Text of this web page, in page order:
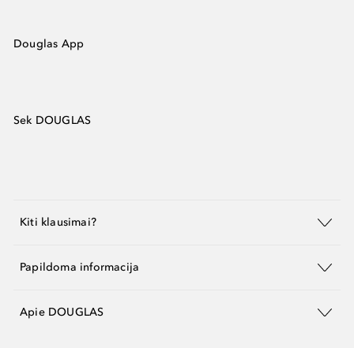
Douglas App
Sek DOUGLAS
Kiti klausimai?
Papildoma informacija
Apie DOUGLAS